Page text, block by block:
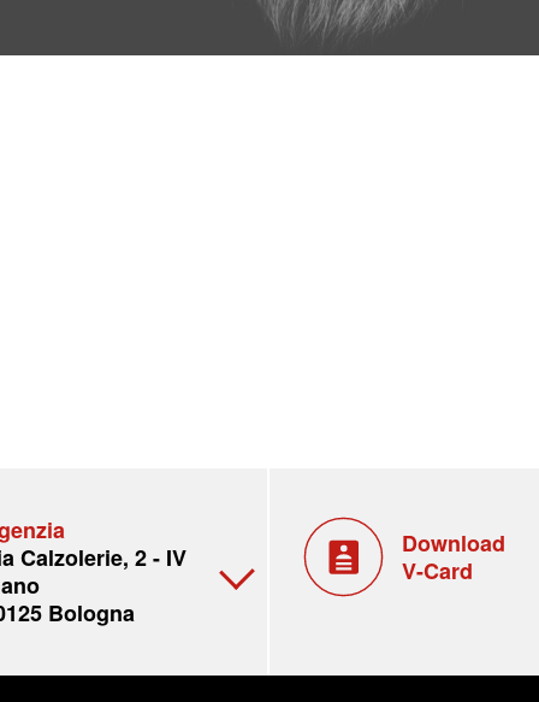
Calzolerie, 2 - IV
Bologna
Download
V-Card